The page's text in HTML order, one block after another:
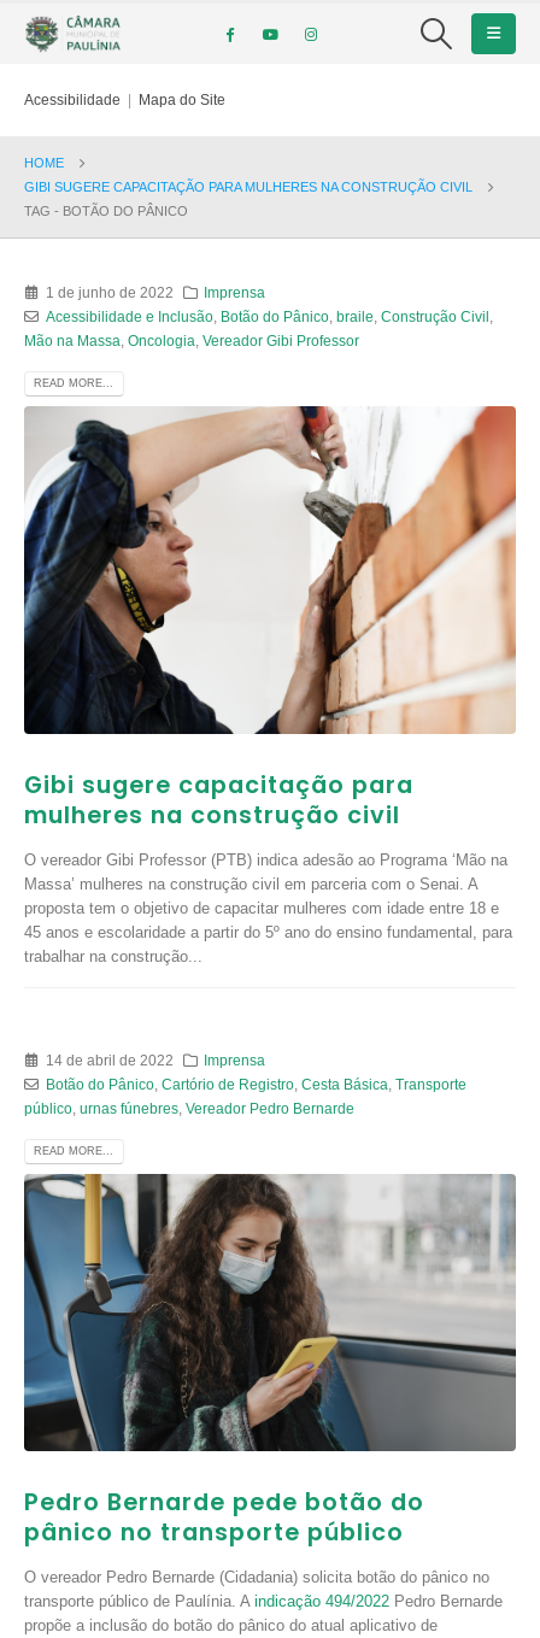
Acessibilidade | Mapa do Site
HOME
GIBI SUGERE CAPACITAÇÃO PARA MULHERES NA CONSTRUÇÃO CIVIL
TAG - BOTÃO DO PÂNICO
1 de junho de 2022
Imprensa
Acessibilidade e Inclusão, Botão do Pânico, braile Construção Civil
Mão na Massa Oncologia Vereador Gibi Professor
READ MORE...
Gibi sugere capacitação para
mulheres na construção civil
O vereador Gibi Professor (PTB) indica adesão ao Programa ‘Mão na
Massa’ mulheres na construção civil em parceria com o Senai. A
proposta tem o objetivo de capacitar mulheres com idade entre 18 e
45 anos e escolaridade a partir do 5º ano do ensino fundamental, para
trabalhar na construção...
14 de abril de 2022
Imprensa
Botão do Pânico, Cartório de Registro, Cesta Básica Transporte
público urnas fúnebres Vereador Pedro Bernarde
READ MORE...
Pedro Bernarde pede botão do
pânico no transporte público
O vereador Pedro Bernarde (Cidadania) solicita botão do pânico no
transporte público de Paulínia. A indicação 494/2022 Pedro Bernarde
propõe a inclusão do botão do pânico do atual aplicativo de